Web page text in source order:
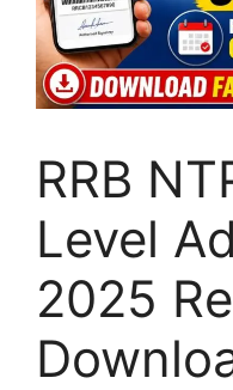
RRB
Level
2025